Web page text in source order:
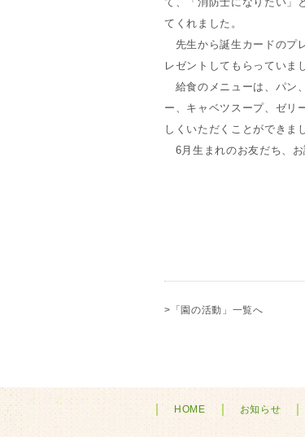
てくれました。
先生から誕生カードのプ
レゼントしてもらっていま
給食のメニューは、パン
ー、キャベツスープ、ゼリ
しくいただくことができま
6月生まれのお友だち、お
>「園の活動」一覧へ
HOME お知らせ